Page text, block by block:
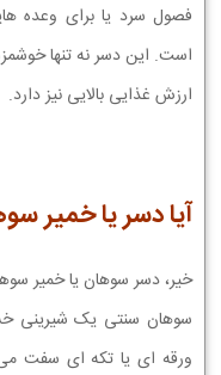
فصول سرد یا برای وعده
است. این دسر نه تنها
ارزش غذایی بالایی نیز دارد.
آیا دسر یا خمیر
خیر، دسر سوهان یا خمیر
سوهان سنتی یک
ورقه ای یا تکه ای سفت می